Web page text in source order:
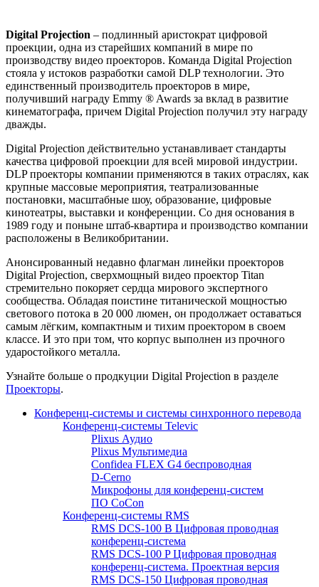
Digital Projection – подлинный аристократ цифровой
проекции, одна из старейших компаний в мире по
производству видео проекторов. Команда Digital Projection
стояла у истоков разработки самой DLP технологии. Это
единственный производитель проекторов в мире,
получивший награду Emmy ® Awards за вклад в развитие
кинематографа, причем Digital Projection получил эту награду
дважды.
Digital Projection действительно устанавливает стандарты
качества цифровой проекции для всей мировой индустрии.
DLP проекторы компании применяются в таких отраслях, как
крупные массовые мероприятия, театрализованные
постановки, масштабные шоу, образование, цифровые
кинотеатры, выставки и конференции. Со дня основания в
1989 году и поныне штаб-квартира и производство компании
расположены в Великобритании.
Анонсированный недавно флагман линейки проекторов
Digital Projection, сверхмощный видео проектор Titan
стремительно покоряет сердца мирового экспертного
сообщества. Обладая поистине титанической мощностью
светового потока в 20 000 люмен, он продолжает оставаться
самым лёгким, компактным и тихим проектором в своем
классе. И это при том, что корпус выполнен из прочного
ударостойкого металла.
Узнайте больше о продкуции Digital Projection в разделе
Проекторы.
Конференц-системы и системы синхронного перевода
Конференц-системы Televic
Plixus Аудио
Plixus Мультимедиа
Confidea FLEX G4 беспроводная
D-Cerno
Микрофоны для конференц-систем
ПО CoCon
Конференц-системы RMS
RMS DCS-100 B Цифровая проводная
конференц-система
RMS DCS-100 P Цифровая проводная
конференц-система. Проектная версия
RMS DCS-150 Цифровая проводная